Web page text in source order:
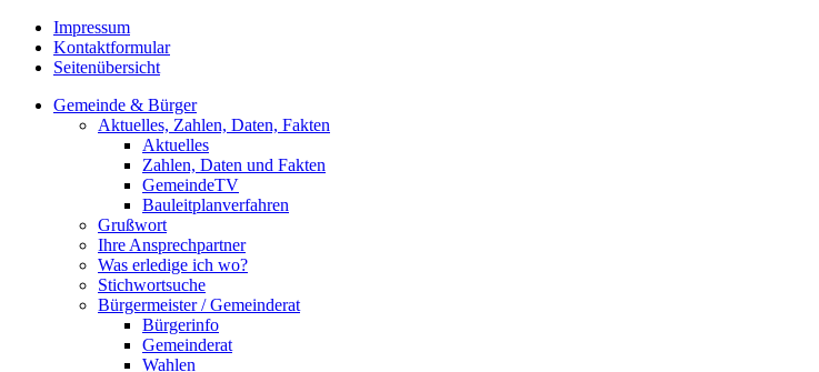
Impressum
Kontaktformular
Seitenübersicht
Gemeinde & Bürger
Aktuelles, Zahlen, Daten, Fakten
Aktuelles
Zahlen, Daten und Fakten
GemeindeTV
Bauleitplanverfahren
Grußwort
Ihre Ansprechpartner
Was erledige ich wo?
Stichwortsuche
Bürgermeister / Gemeinderat
Bürgerinfo
Gemeinderat
Wahlen